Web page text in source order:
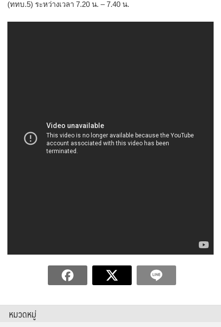
(ททบ.5) ระหว่างเวลา 7.20 น. – 7.40 น.
หมวดหมู่